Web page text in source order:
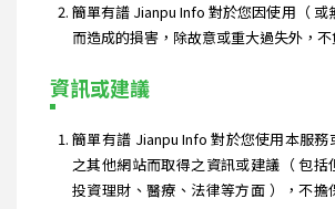
簡單有譜 Jianpu Info 對於您因使用（ 或
而造成的損害，除故意或重大過失外，不
資訊或建議
簡單有譜 Jianpu Info 對於您使用本服
之其他網站而取得之資訊或建議（ 包括
投資理財、醫療、法律等方面 ），不擔